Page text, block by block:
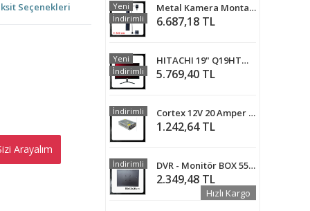
Seçenekleri
AL
Arayalım
Metal Kamera Montaj Direği 300 cm -Arna 3004
6.687,18 TL
Yeni
İndirimli
HITACHI 19" Q19HTW ULTRA SLİM MONİTÖR - Q19HTW
5.769,40 TL
Yeni
İndirimli
Cortex 12V 20 Amper Metal Kasa Kamera Adaptörü MA-1220A
1.242,64 TL
İndirimli
DVR - Monitör BOX 550X430X160 MM Metal Kasa Duvar Tipi Kabinet ST-455
2.349,48 TL
İndirimli
Hızlı Kargo